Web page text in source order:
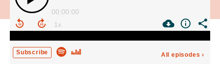
00:00:00
Subscribe All episodes ›